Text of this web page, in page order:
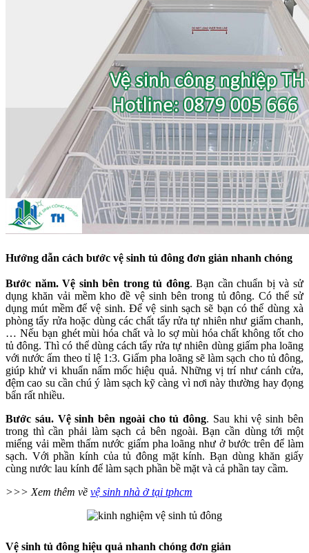
Hướng dẫn cách bước vệ sinh tủ đông đơn giản nhanh chóng
Bước năm. Vệ sinh bên trong tủ đông. Bạn cần chuẩn bị và sử
dụng khăn vải mềm kho đề vệ sinh bên trong tủ đông. Có thể sử
dụng mút mềm để vệ sinh. Để vệ sinh sạch sẽ bạn có thể dùng xà
phòng tẩy rửa hoặc dùng các chất tẩy rửa tự nhiên như giấm chanh,
… Nếu bạn ghét mùi hóa chất và lo sợ mùi hóa chất không tốt cho
tủ đông. Thì có thể dùng cách tẩy rửa tự nhiên dùng giấm pha loãng
với nước ấm theo tỉ lệ 1:3. Giấm pha loãng sẽ làm sạch cho tủ đông,
giúp khử vi khuẩn nấm mốc hiệu quả. Những vị trí như cánh cửa,
đệm cao su cần chú ý làm sạch kỹ càng vì nơi này thường hay đọng
bẩn rất nhiều.
Bước sáu. Vệ sinh bên ngoài cho tủ đông. Sau khi vệ sinh bên
trong thì cần phải làm sạch cả bên ngoài. Bạn cần dùng tới một
miếng vải mềm thấm nước giấm pha loãng như ở bước trên để làm
sạch. Với phần kính của tủ đông mặt kính. Bạn dùng khăn giấy
cùng nước lau kính để làm sạch phần bề mặt và cả phần tay cầm.
>>> Xem thêm về vệ sinh nhà ở tại tphcm
Vệ sinh tủ đông hiệu quả nhanh chóng đơn giản